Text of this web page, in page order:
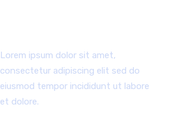
Lorem ipsum dolor sit amet,
consectetur adipiscing elit sed do
eiusmod tempor incididunt ut labore
et dolore.